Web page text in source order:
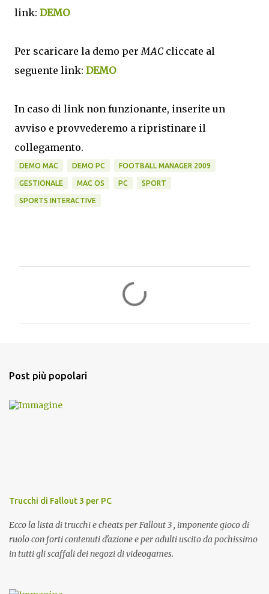
link: DEMO
Per scaricare la demo perMAC cliccate al
seguente link: DEMO
In caso di link non funzionante, inserite un
avviso e provvederemo a ripristinare il
collegamento.
DEMO MAC DEMO PC FOOTBALL MANAGER 2009
GESTIONALE MAC OS PC SPORT
SPORTS INTERACTIVE
i
Post più popolari
Trucchi di Fallout 3 per PC
Ecco la lista di trucchi e cheats per Fallout 3 , imponente gioco di
ruolo con forti contenuti d'azione e per adulti uscito da pochissimo
in tutti gli scaffali dei negozi di videogames.